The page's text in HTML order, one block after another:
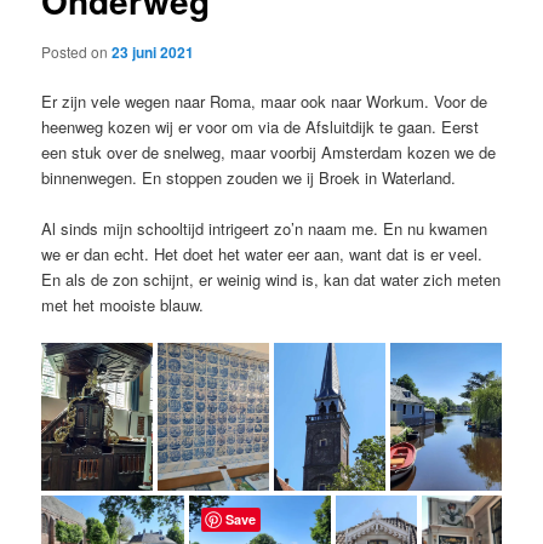
Posted on23 juni 2021
Er zijn vele wegen naar Roma, maar ook naar Workum. Voor de
heenweg kozen wij er voor om via de Afsluitdijk te gaan. Eerst
een stuk over de snelweg, maar voorbij Amsterdam kozen we de
binnenwegen. En stoppen zouden we ij Broek in Waterland.
Al sinds mijn schooltijd intrigeert zo’n naam me. En nu kwamen
we er dan echt. Het doet het water eer aan, want dat is er veel.
En als de zon schijnt, er weinig wind is, kan dat water zich meten
met het mooiste blauw.
Save